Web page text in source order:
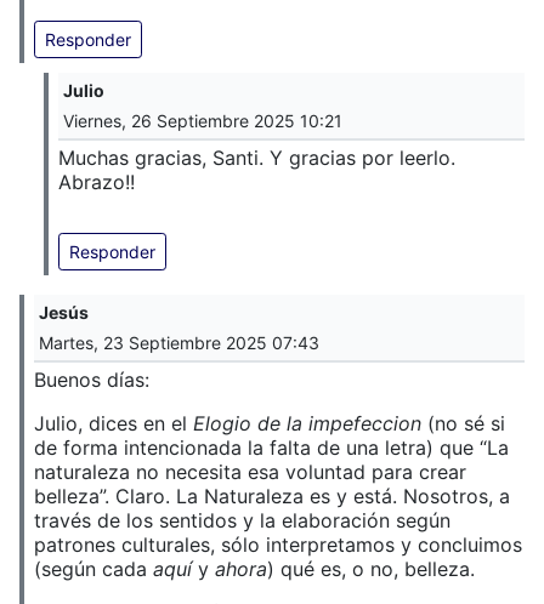
Responder
Julio
Viernes, 26 Septiembre 2025 10:21
Muchas gracias, Santi. Y gracias por leerlo.
Abrazo!!
Responder
Jesús
Martes, 23 Septiembre 2025 07:43
Buenos días:
Julio, dices en el Elogio de la impefeccion (no sé si
de forma intencionada la falta de una letra) que “La
naturaleza no necesita esa voluntad para crear
belleza”. Claro. La Naturaleza es y está. Nosotros, a
través de los sentidos y la elaboración según
patrones culturales, sólo interpretamos y concluimos
(según cada aquíy ahora) qué es, o no, belleza.